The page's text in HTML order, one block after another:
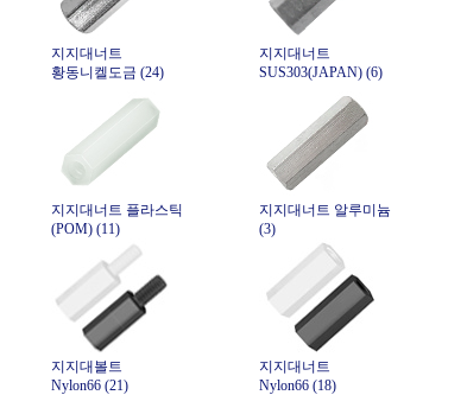
지지대너트
황동니켈도금 (24)
지지대너트
SUS303(JAPAN) (6)
지지대너트 플라스틱
(POM) (11)
지지대너트 알루미늄
(3)
지지대볼트
Nylon66 (21)
지지대너트
Nylon66 (18)